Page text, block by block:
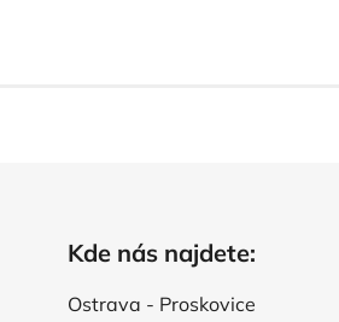
Kde nás najdete:
Ostrava - Proskovice